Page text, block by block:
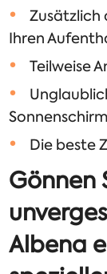
Zusätzlich
Ihren
Teilweise
Die beste
Gönnen
Albena